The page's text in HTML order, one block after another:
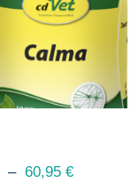
– 60,95 €